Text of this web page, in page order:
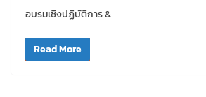
อบรมเชิงปฏิบัติการ &
Read More